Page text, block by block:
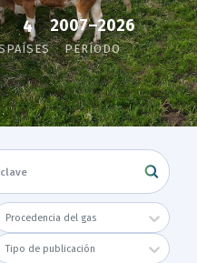
4
PAÍSES
2007–2026
PERÍODO
Procedencia del gas
Tipo de publicación